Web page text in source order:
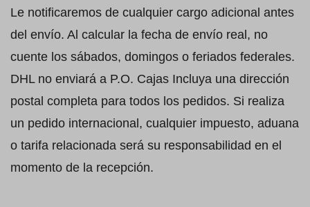
Le notificaremos de cualquier cargo adicional antes
del envío. Al calcular la fecha de envío real, no
cuente los sábados, domingos o feriados federales.
DHL no enviará a P.O. Cajas Incluya una dirección
postal completa para todos los pedidos. Si realiza
un pedido internacional, cualquier impuesto, aduana
o tarifa relacionada será su responsabilidad en el
momento de la recepción.